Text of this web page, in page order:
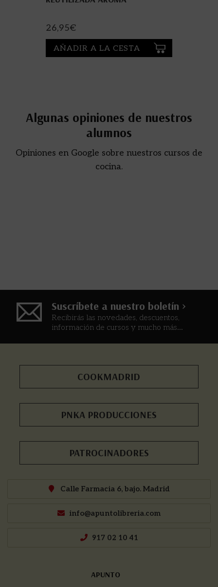
26,95€
AÑADIR A LA CESTA
Algunas opiniones de nuestros
alumnos
Opiniones en Google sobre nuestros cursos de
cocina.
Suscríbete a nuestro boletín >
Recibirás las novedades, descuentos,
información de cursos y mucho más...
COOKMADRID
PNKA PRODUCCIONES
PATROCINADORES
Calle Farmacia 6, bajo. Madrid
info@apuntolibreria.com
917 02 10 41
APUNTO